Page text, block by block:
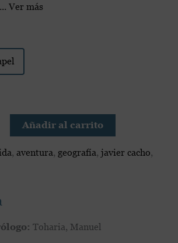
Ver más
Añadir al carrito
, aventura, geografía, javier cacho,
Toharia, Manuel